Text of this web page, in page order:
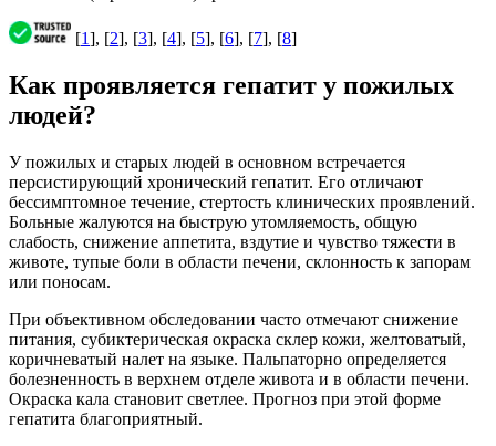
[1], [2], [3], [4], [5], [6], [7], [8]
Как проявляется гепатит у пожилых
людей?
У пожилых и старых людей в основном встречается
персистирующий хронический гепатит. Его отличают
бессимптомное течение, стертость клинических проявлений.
Больные жалуются на быструю утомляемость, общую
слабость, снижение аппетита, вздутие и чувство тяжести в
животе, тупые боли в области печени, склонность к запорам
или поносам.
При объективном обследовании часто отмечают снижение
питания, субиктерическая окраска склер кожи, желтоватый,
коричневатый налет на языке. Пальпаторно определяется
болезненность в верхнем отделе живота и в области печени.
Окраска кала становит светлее. Прогноз при этой форме
гепатита благоприятный.